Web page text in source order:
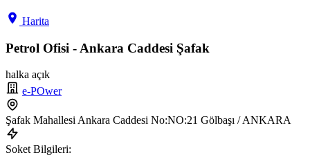
Harita
Petrol Ofisi - Ankara Caddesi Şafak
halka açık
e-POwer
Şafak Mahallesi Ankara Caddesi No:NO:21 Gölbaşı / ANKARA
Soket Bilgileri: